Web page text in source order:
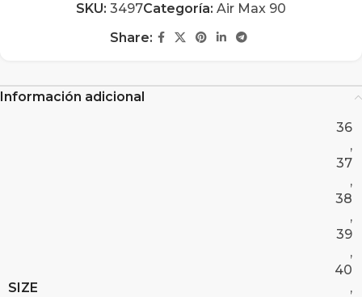
SKU: 3497Categoría: Air Max 90
Share:
Información adicional
SIZE
36
,
37
,
38
,
39
,
40
,